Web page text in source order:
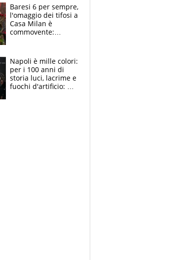
circondati
dall'affetto dei tifosi
Baresi 6 per sempre,
l'omaggio dei tifosi a
Casa Milan è
commovente:
bigliettini
Napoli è mille colori:
per i 100 anni di
storia luci, lacrime e
fuochi d'artificio: De